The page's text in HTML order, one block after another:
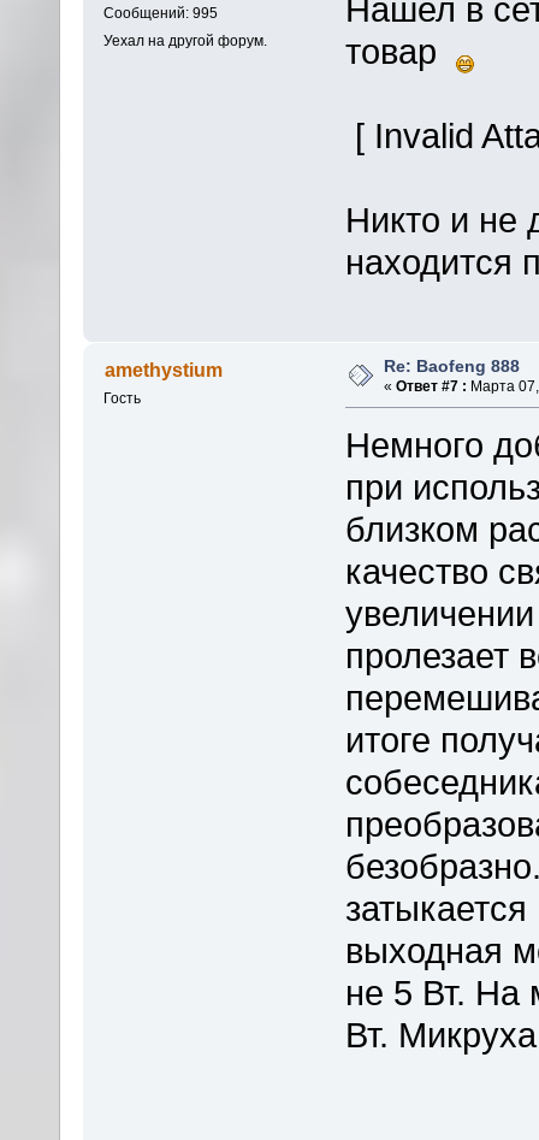
Сообщений: 995
Уехал на другой форум.
Нашел в
товар
[ Invalid
Никто и не
находится
amethystium
Гость
Re: Baofeng 888
«Ответ #7 : Марта
Немного
при
близком
качество
пролезает
итоге
выходная
не 5 Вт. На
Вт.